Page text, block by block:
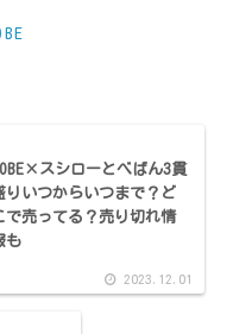
スシローとべばん3貫
りいつからいつまで？ど
で売ってる？売り切れ情
も
2023.12.01